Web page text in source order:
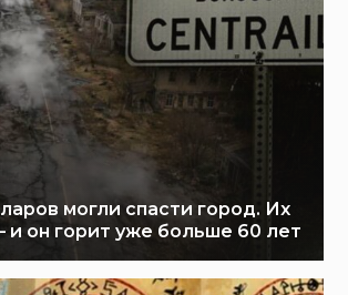
могли спасти город. Их
и он горит уже больше 60 лет